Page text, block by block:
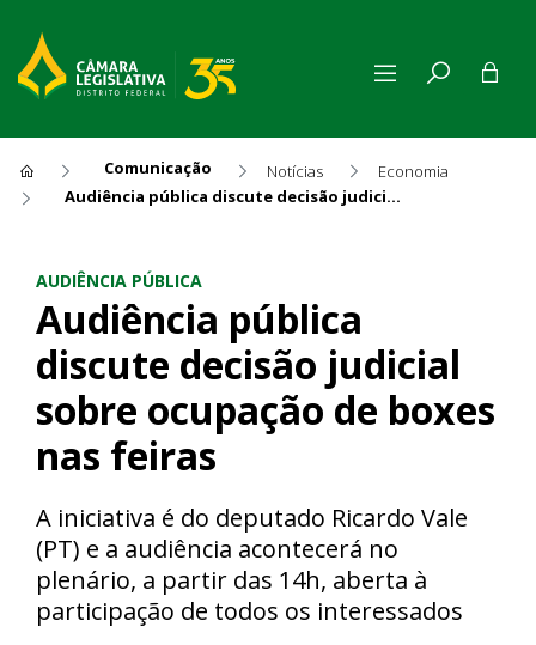
Comunicação Notícias
Economia
Audiência pública discute decisão judicial sobre ocupação de boxes nas feiras
AUDIÊNCIA PÚBLICA
Audiência pública
discute decisão judicial
sobre ocupação de boxes
nas feiras
A iniciativa é do deputado Ricardo Vale
(PT) e a audiência acontecerá no
plenário, a partir das 14h, aberta à
participação de todos os interessados